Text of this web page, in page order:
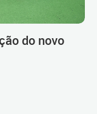
do novo